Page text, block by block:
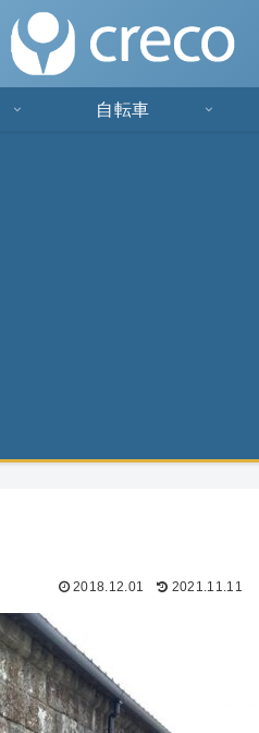
自転車
2018.12.01 2021.11.11